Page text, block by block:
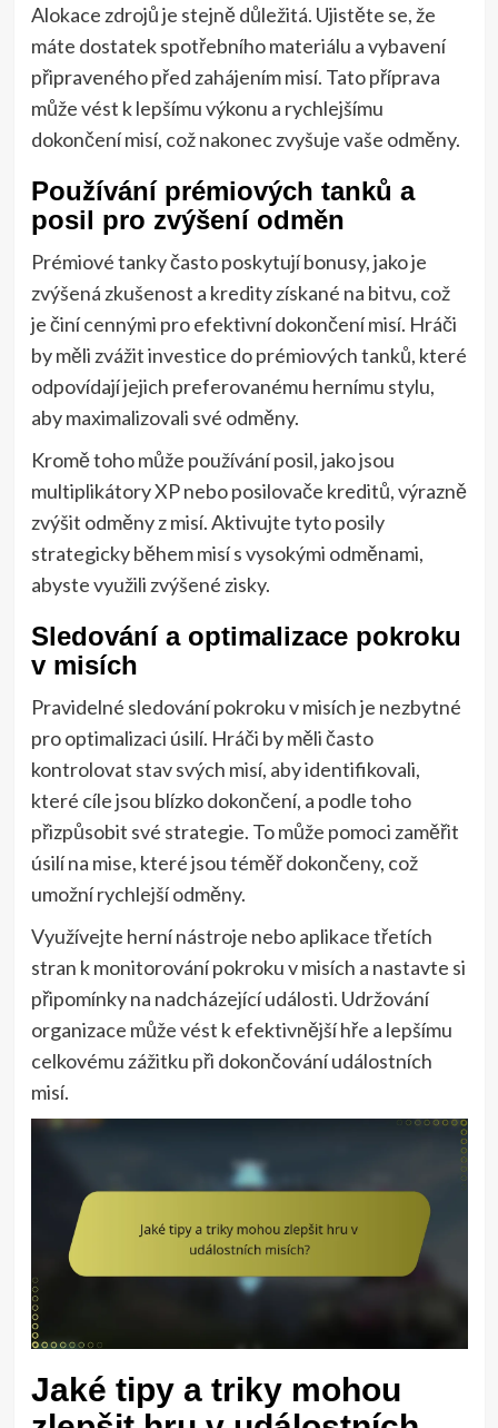
Alokace zdrojů je stejně důležitá. Ujistěte se, že
máte dostatek spotřebního materiálu a vybavení
připraveného před zahájením misí. Tato příprava
může vést k lepšímu výkonu a rychlejšímu
dokončení misí, což nakonec zvyšuje vaše odměny.
Používání prémiových tanků a
posil pro zvýšení odměn
Prémiové tanky často poskytují bonusy, jako je
zvýšená zkušenost a kredity získané na bitvu, což
je činí cennými pro efektivní dokončení misí. Hráči
by měli zvážit investice do prémiových tanků, které
odpovídají jejich preferovanému hernímu stylu,
aby maximalizovali své odměny.
Kromě toho může používání posil, jako jsou
multiplikátory XP nebo posilovače kreditů, výrazně
zvýšit odměny z misí. Aktivujte tyto posily
strategicky během misí s vysokými odměnami,
abyste využili zvýšené zisky.
Sledování a optimalizace pokroku
v misích
Pravidelné sledování pokroku v misích je nezbytné
pro optimalizaci úsilí. Hráči by měli často
kontrolovat stav svých misí, aby identifikovali,
které cíle jsou blízko dokončení, a podle toho
přizpůsobit své strategie. To může pomoci zaměřit
úsilí na mise, které jsou téměř dokončeny, což
umožní rychlejší odměny.
Využívejte herní nástroje nebo aplikace třetích
stran k monitorování pokroku v misích a nastavte si
připomínky na nadcházející události. Udržování
organizace může vést k efektivnější hře a lepšímu
celkovému zážitku při dokončování událostních
misí.
Jaké tipy a triky mohou